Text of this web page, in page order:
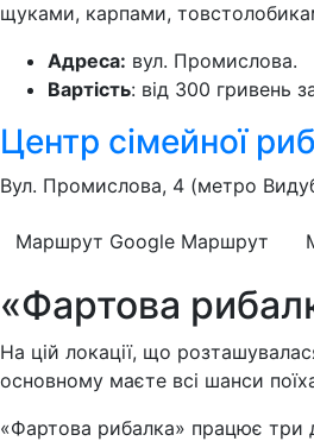
щуками, карпами,
Адреса: вул. Промислова.
Вартість: від 300 гривень
Центр сімейної
Вул. Промислова, 4 (метро
Маршрут Google Маршрут
«Фартова
На цій локації, що
основному маєте всі шанси
«Фартова рибалка» працює три